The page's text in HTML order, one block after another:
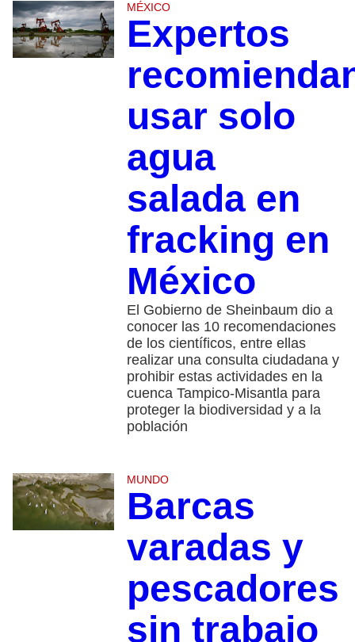
MÉXICO
Expertos
usar solo
agua
salada en
fracking en
México
El Gobierno de Sheinbaum dio a
conocer las 10 recomendaciones
de los científicos, entre ellas
realizar una consulta ciudadana y
prohibir estas actividades en la
cuenca Tampico-Misantla para
proteger la biodiversidad y a la
población
MUNDO
Barcas
varadas y
pescadores
sin trabajo